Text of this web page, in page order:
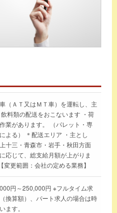
（ＡＴ又はＭＴ車）を運転し、主
料類の配送をおこないます ・荷
業があります。 （パレット・専
よる） ＊配送エリア ・主とし
十三・青森市・岩手・秋田方面
応じて、総支給月額が上がりま
更範囲：会社の定める業務】
円～250,000円 ※フルタイム求
換算額）、パート求人の場合は時
ます。